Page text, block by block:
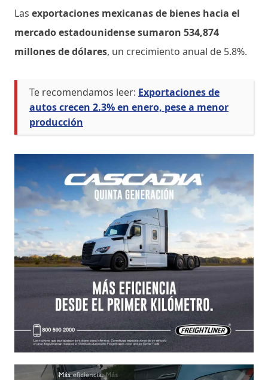
Las exportaciones mexicanas de bienes hacia el
mercado estadounidense sumaron 534,874
millones de dólares, un crecimiento anual de 5.8%.
Te recomendamos leer: Exportaciones de
autos crecen 2.3% en enero, pese a menor
producción